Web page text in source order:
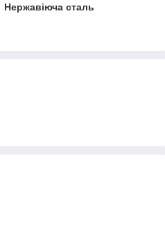
Нержавіюча сталь